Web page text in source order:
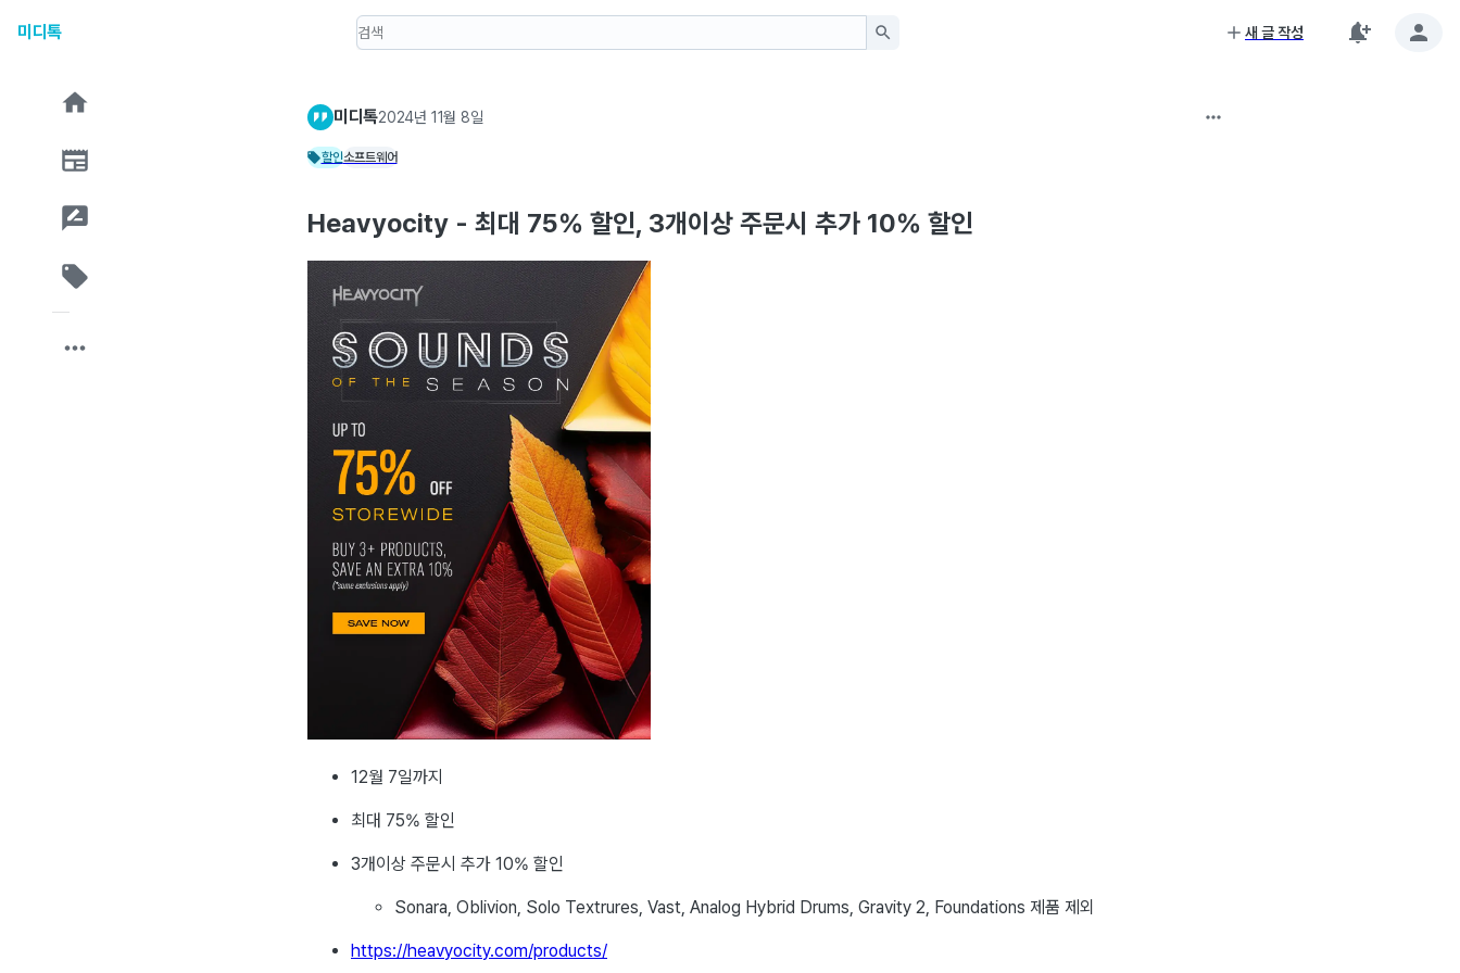
미디톡 새 글 작성
미디톡2024년 11월 8일
할인소프트웨어
Heavyocity - 최대 75% 할인, 3개이상 주문시 추가 10% 할인
12월 7일까지
최대 75% 할인
3개이상 주문시 추가 10% 할인
Sonara, Oblivion, Solo Textrures, Vast, Analog Hybrid Drums, Gravity 2, Foundations 제품 제외
https://heavyocity.com/products/